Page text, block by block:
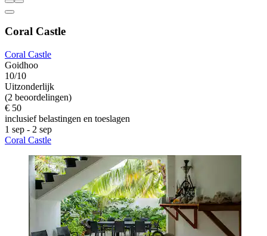
Coral Castle
Coral Castle
Goidhoo
10/10
Uitzonderlijk
(2 beoordelingen)
€ 50
inclusief belastingen en toeslagen
1 sep - 2 sep
Coral Castle